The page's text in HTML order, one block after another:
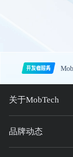
关于MobTech
品牌动态